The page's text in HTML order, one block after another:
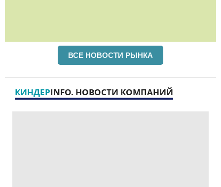
ВСЕ НОВОСТИ РЫНКА
КИНДЕРINFO. НОВОСТИ КОМПАНИЙ